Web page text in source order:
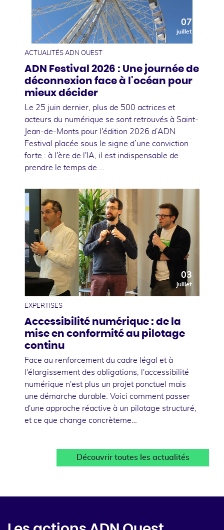
07
juillet
ACTUALITÉS ADN OUEST
ADN Festival 2026 : Une journée de
déconnexion face à l'océan pour
mieux décider
Le 25 juin dernier, plus de 500 actrices et
acteurs du numérique se sont retrouvés à Saint-
Jean-de-Monts pour l'édition 2026 d’ADN
Festival placée sous le signe d’une conviction
forte : à l'ère de l'IA, il est indispensable de
prendre le temps de …
03
juillet
EXPERTISES
Accessibilité numérique : de la
mise en conformité au pilotage
continu
Face au renforcement du cadre légal et à
l'élargissement des obligations, l'accessibilité
numérique n'est plus un projet ponctuel mais
une démarche durable. Voici comment passer
d'une approche réactive à un pilotage structuré,
et ce que change concrèteme…
Découvrir toutes les actualités